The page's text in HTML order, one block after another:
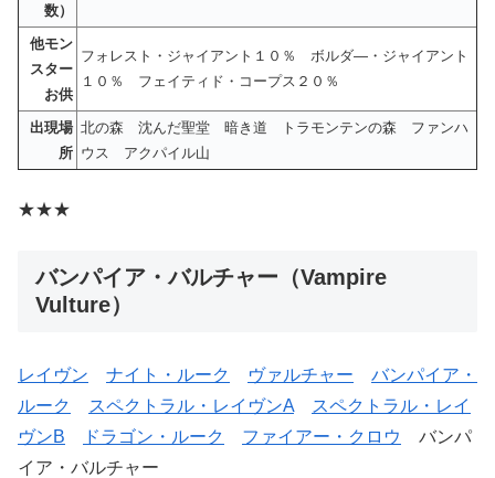
数）
他モン
スター
お供
フォレスト・ジャイアント１０％ ボルダ―・ジャイアント
１０％ フェイティド・コープス２０％
出現場
所
北の森 沈んだ聖堂 暗き道 トラモンテンの森 ファンハ
ウス アクパイル山
★★★
バンパイア・バルチャー（Vampire
Vulture）
レイヴン ナイト・ルーク ヴァルチャー
バンパイア・
ルーク
スペクトラル・レイヴンA
スペクトラル・レイ
ヴンB
ドラゴン・ルーク ファイアー・クロウ
バンパ
イア・バルチャー